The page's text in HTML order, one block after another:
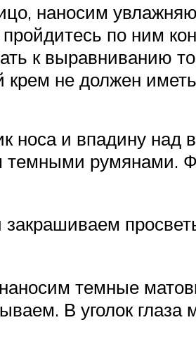
наносим
по ним
к выравниванию
не должен
носа и впадину над
темными
темные
В уголок глаза